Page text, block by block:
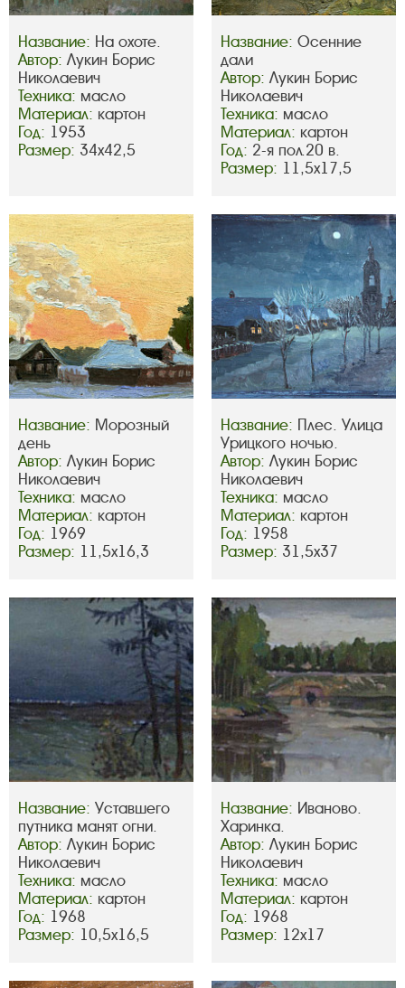
Название: На охоте.
Автор: Лукин Борис
Николаевич
Техника: масло
Материал: картон
Год: 1953
Размер: 34х42,5
Название: Осенние
дали
Автор: Лукин Борис
Николаевич
Техника: масло
Материал: картон
Год: 2-я пол.20 в.
Размер: 11,5х17,5
Название: Морозный
день
Автор: Лукин Борис
Николаевич
Техника: масло
Материал: картон
Год: 1969
Размер: 11,5х16,3
Название: Плес. Улица
Урицкого ночью.
Автор: Лукин Борис
Николаевич
Техника: масло
Материал: картон
Год: 1958
Размер: 31,5х37
Название: Уставшего
путника манят огни.
Автор: Лукин Борис
Николаевич
Техника: масло
Материал: картон
Год: 1968
Размер: 10,5х16,5
Название: Иваново.
Харинка.
Автор: Лукин Борис
Николаевич
Техника: масло
Материал: картон
Год: 1968
Размер: 12х17